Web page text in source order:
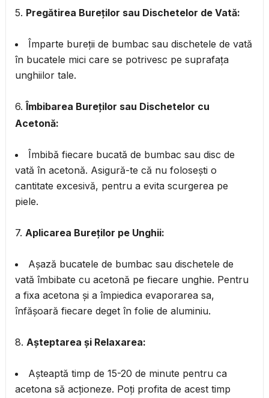
5. Pregătirea Bureților sau Dischetelor de Vată:
Împarte bureții de bumbac sau dischetele de vată
în bucatele mici care se potrivesc pe suprafața
unghiilor tale.
6. Îmbibarea Bureților sau Dischetelor cu
Acetonă:
Îmbibă fiecare bucată de bumbac sau disc de
vată în acetonă. Asigură-te că nu folosești o
cantitate excesivă, pentru a evita scurgerea pe
piele.
7. Aplicarea Bureților pe Unghii:
Așază bucatele de bumbac sau dischetele de
vată îmbibate cu acetonă pe fiecare unghie. Pentru
a fixa acetona și a împiedica evaporarea sa,
înfășoară fiecare deget în folie de aluminiu.
8. Așteptarea și Relaxarea:
Așteaptă timp de 15-20 de minute pentru ca
acetona să acționeze. Poți profita de acest timp